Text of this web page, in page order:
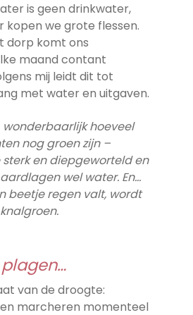
is geen drinkwater,
kopen we grote flessen.
dorp komt ons
maand contant
mij leidt dit tot
met water en uitgaven.
wonderbaarlijk hoeveel
nog groen zijn –
sterk en diepgeworteld en
wel water. En…
beetje regen valt, wordt
van de droogte:
marcheren momenteel